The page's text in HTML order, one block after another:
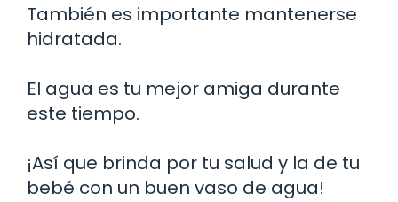
También es importante mantenerse
hidratada.
El agua es tu mejor amiga durante
este tiempo.
¡Así que brinda por tu salud y la de tu
bebé con un buen vaso de agua!